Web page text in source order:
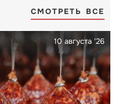
СМОТРЕТЬ ВСЕ
10 августа '26